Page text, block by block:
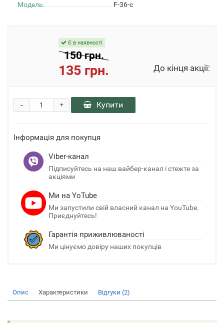
Модель:
F-36-c
Є в наявності
150 грн.
135 грн. До кінця акції:
+
- Купити
Інформація для покупця
Viber-канал
Підписуйтесь на наш вайбер-канал і стежте за
акціями
Ми на YoTube
Ми запустили свій власний канал на YouTube.
Приєднуйтесь!
Гарантія приживлюваності
Ми цінуємо довіру наших покупців
Опис Характеристики Відгуки (2)